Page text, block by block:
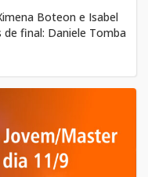
Boteon e Isabel
final: Daniele Tomba